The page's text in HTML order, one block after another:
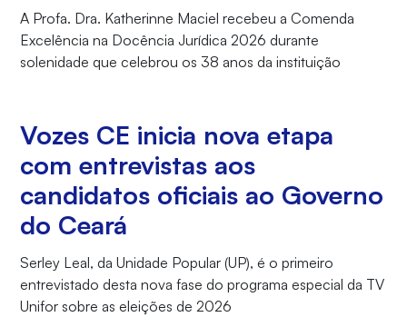
A Profa. Dra. Katherinne Maciel recebeu a Comenda
Excelência na Docência Jurídica 2026 durante
solenidade que celebrou os 38 anos da instituição
Vozes CE inicia nova etapa
com entrevistas aos
candidatos oficiais ao Governo
do Ceará
Serley Leal, da Unidade Popular (UP), é o primeiro
entrevistado desta nova fase do programa especial da TV
Unifor sobre as eleições de 2026